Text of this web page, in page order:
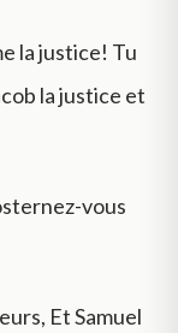
la justice! Tu
la justice et
vous
Et Samuel